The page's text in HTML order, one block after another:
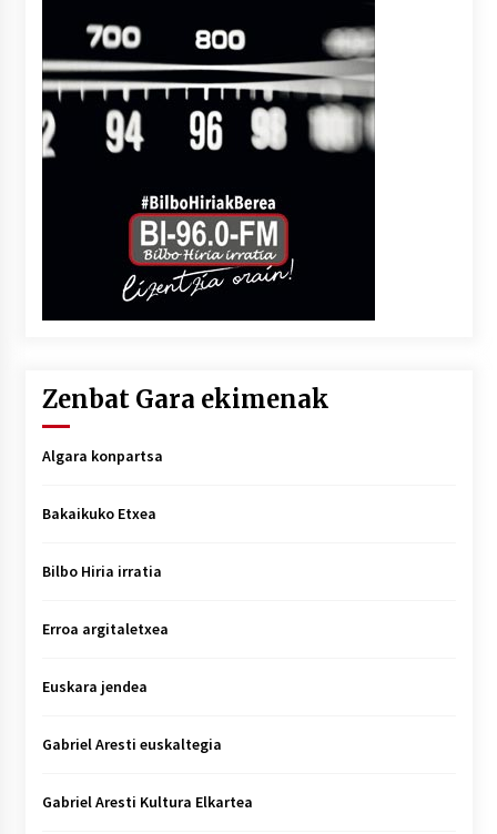
Zenbat Gara ekimenak
Algara konpartsa
Bakaikuko Etxea
Bilbo Hiria irratia
Erroa argitaletxea
Euskara jendea
Gabriel Aresti euskaltegia
Gabriel Aresti Kultura Elkartea